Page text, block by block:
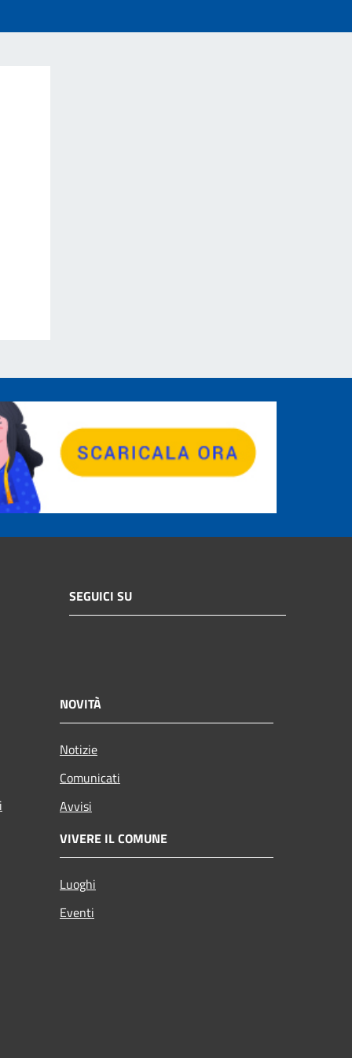
SEGUICI SU
NOVITÀ
Notizie
Comunicati
Avvisi
VIVERE IL COMUNE
Luoghi
Eventi